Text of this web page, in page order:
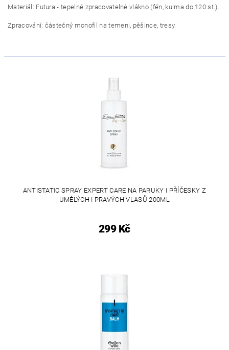
Materiál: Futura - tepelně zpracovatelné vlákno (fén, kulma do 120 st.).
Zpracování: částečný monofil na temeni, pěšince, tresy.
ANTISTATIC SPRAY EXPERT CARE NA PARUKY I PŘÍČESKY Z
UMĚLÝCH I PRAVÝCH VLASŮ 200ML
299 Kč